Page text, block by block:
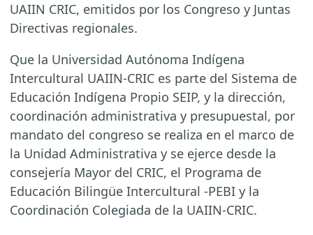
UAIIN CRIC, emitidos por los Congreso y Juntas
Directivas regionales.
Que la Universidad Autónoma Indígena
Intercultural UAIIN-CRIC es parte del Sistema de
Educación Indígena Propio SEIP, y la dirección,
coordinación administrativa y presupuestal, por
mandato del congreso se realiza en el marco de
la Unidad Administrativa y se ejerce desde la
consejería Mayor del CRIC, el Programa de
Educación Bilingüe Intercultural -PEBI y la
Coordinación Colegiada de la UAIIN-CRIC.